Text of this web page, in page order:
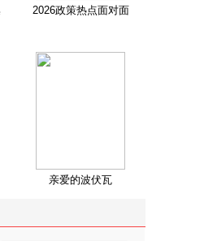
2026政策热点面对面
亲爱的波伏瓦